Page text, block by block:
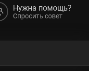
Нужна помощь?
Спросить совет